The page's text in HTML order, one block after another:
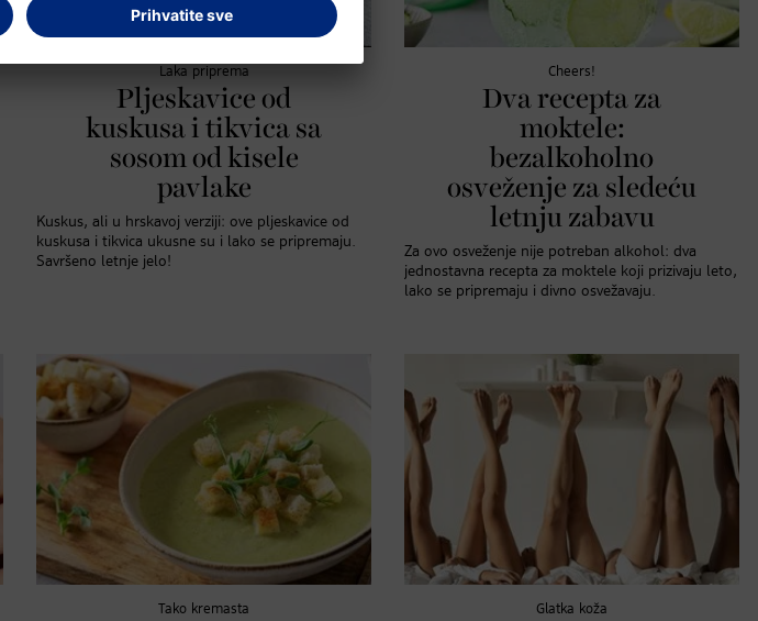
Laka priprema
Pljeskavice od
kuskusa i tikvica sa
sosom od kisele
pavlake
Kuskus, ali u hrskavoj verziji: ove pljeskavice od
kuskusa i tikvica ukusne su i lako se pripremaju.
Savršeno letnje jelo!
Cheers!
Dva recepta za
moktele:
bezalkoholno
osveženje za sledeću
letnju zabavu
Za ovo osveženje nije potreban alkohol: dva
jednostavna recepta za moktele koji prizivaju leto,
lako se pripremaju i divno osvežavaju.
Tako kremasta Glatka koža